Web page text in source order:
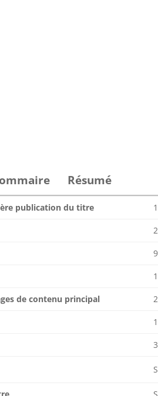
Résumé
publication du titre
de contenu principal